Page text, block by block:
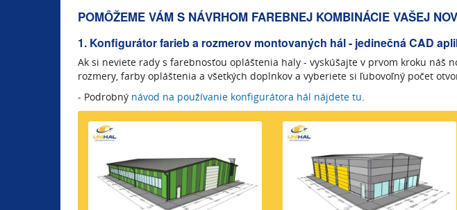
POMÔŽEME VÁM S NÁVRHOM FAREBNEJ KOMBINÁCIE VAŠEJ
1. Konfigurátor farieb a rozmerov montovaných hál - jedinečná CAD
Ak si neviete rady s farebnosťou opláštenia haly - vyskúšajte v prvom kroku náš
rozmery, farby opláštenia a všetkých doplnkov a vyberiete si ľubovoľný počet
- Podrobný návod na používanie konfigurátora hál nájdete tu.